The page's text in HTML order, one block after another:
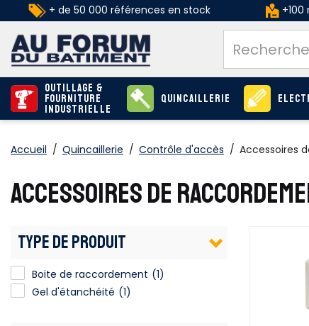
+ de 50 000 références en stock
Outillage &
Fourniture
industrielle
Quincaillerie
Accueil / Quincaillerie / Contrôle d'accès / Accessoires
ACCESSOIRES DE
TYPE DE PRODUIT
Boite de raccordement (1)
Gel d'étanchéité (1)